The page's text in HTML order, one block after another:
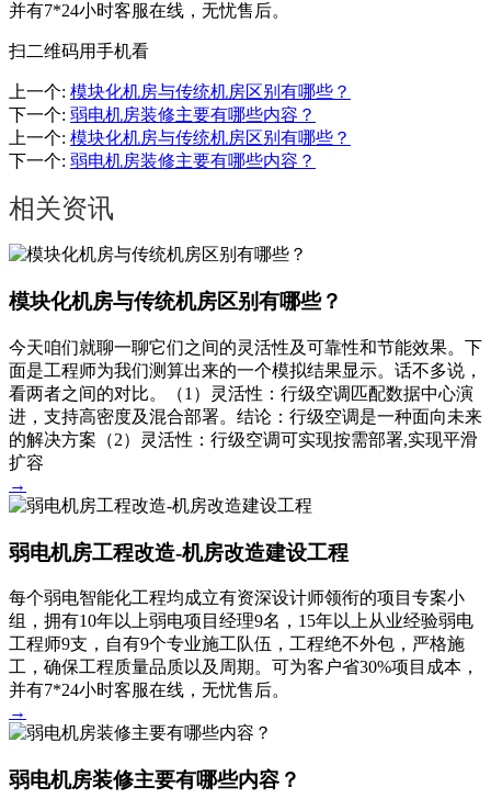
并有7*24小时客服在线，无忧售后。
扫二维码用手机看
上一个: 模块化机房与传统机房区别有哪些？
下一个: 弱电机房装修主要有哪些内容？
上一个: 模块化机房与传统机房区别有哪些？
下一个: 弱电机房装修主要有哪些内容？
相关资讯
模块化机房与传统机房区别有哪些？
今天咱们就聊一聊它们之间的灵活性及可靠性和节能效果。下
面是工程师为我们测算出来的一个模拟结果显示。话不多说，
看两者之间的对比。（1）灵活性：行级空调匹配数据中心演
进，支持高密度及混合部署。结论：行级空调是一种面向未来
的解决方案（2）灵活性：行级空调可实现按需部署,实现平滑
扩容
→
弱电机房工程改造-机房改造建设工程
每个弱电智能化工程均成立有资深设计师领衔的项目专案小
组，拥有10年以上弱电项目经理9名，15年以上从业经验弱电
工程师9支，自有9个专业施工队伍，工程绝不外包，严格施
工，确保工程质量品质以及周期。可为客户省30%项目成本，
并有7*24小时客服在线，无忧售后。
→
弱电机房装修主要有哪些内容？